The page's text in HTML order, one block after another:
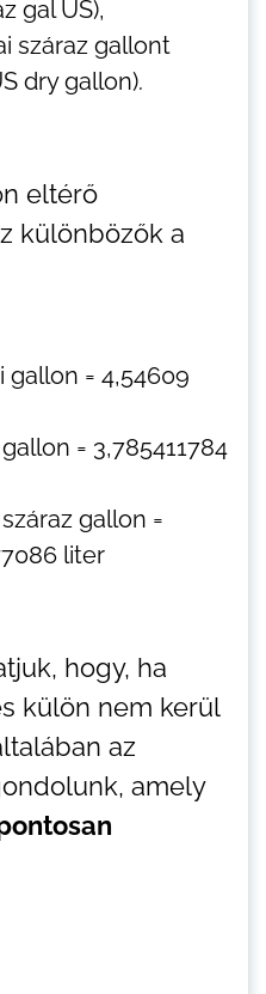
gal US),
száraz gallont
dry gallon).
eltérő
különbözők a
gallon = 4,54609
= 3,785411784
gallon =
liter
hogy, ha
külön nem kerül
az
amely